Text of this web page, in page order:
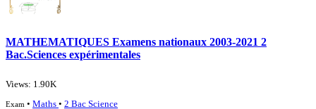
MATHEMATIQUES Examens nationaux 2003-2021 2
Bac.Sciences expérimentales
Views: 1.90K
Exam • Maths • 2 Bac Science